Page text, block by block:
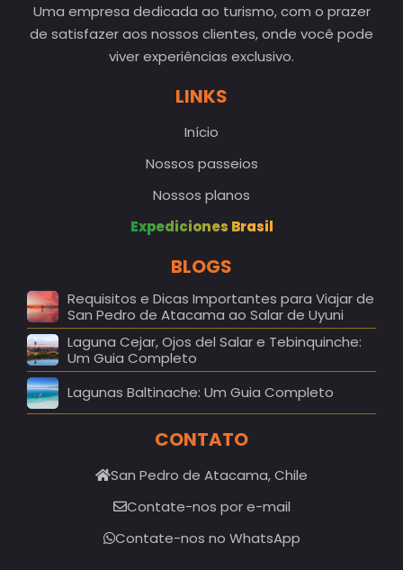
Uma empresa dedicada ao turismo, com o prazer
de satisfazer aos nossos clientes, onde você pode
viver experiências exclusivo.
LINKS
Início
Nossos passeios
Nossos planos
Expediciones Brasil
BLOGS
Requisitos e Dicas Importantes para Viajar de
San Pedro de Atacama ao Salar de Uyuni
Laguna Cejar, Ojos del Salar e Tebinquinche:
Um Guia Completo
Lagunas Baltinache: Um Guia Completo
CONTATO
San Pedro de Atacama, Chile
Contate-nos por e-mail
Contate-nos no WhatsApp